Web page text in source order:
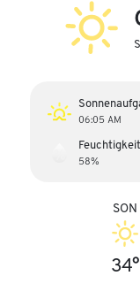
06:05 AM
Feuchtigkeit
58%
SON
34°